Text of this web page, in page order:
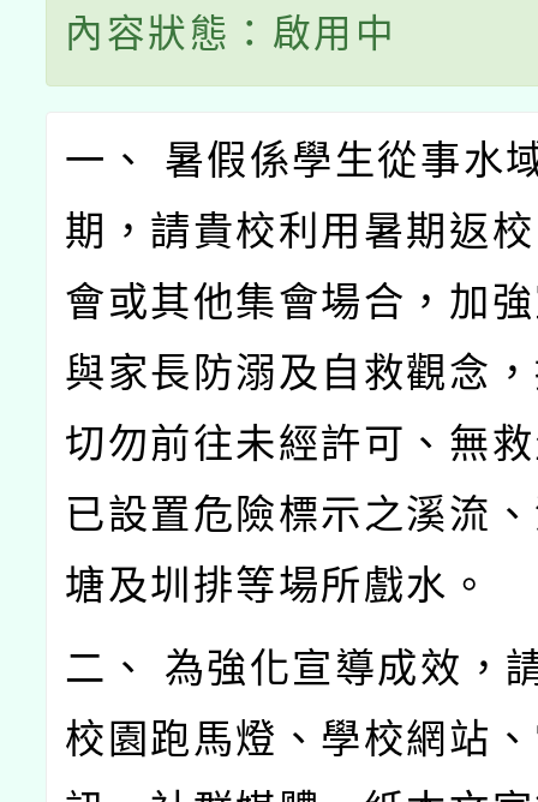
內容狀態：啟用中
一、 暑假係學生從事水
期，請貴校利用暑期返
會或其他集會場合，加
與家長防溺及自救觀念
切勿前往未經許可、無
已設置危險標示之溪流
塘及圳排等場所戲水。
二、 為強化宣導成效，
校園跑馬燈、學校網站